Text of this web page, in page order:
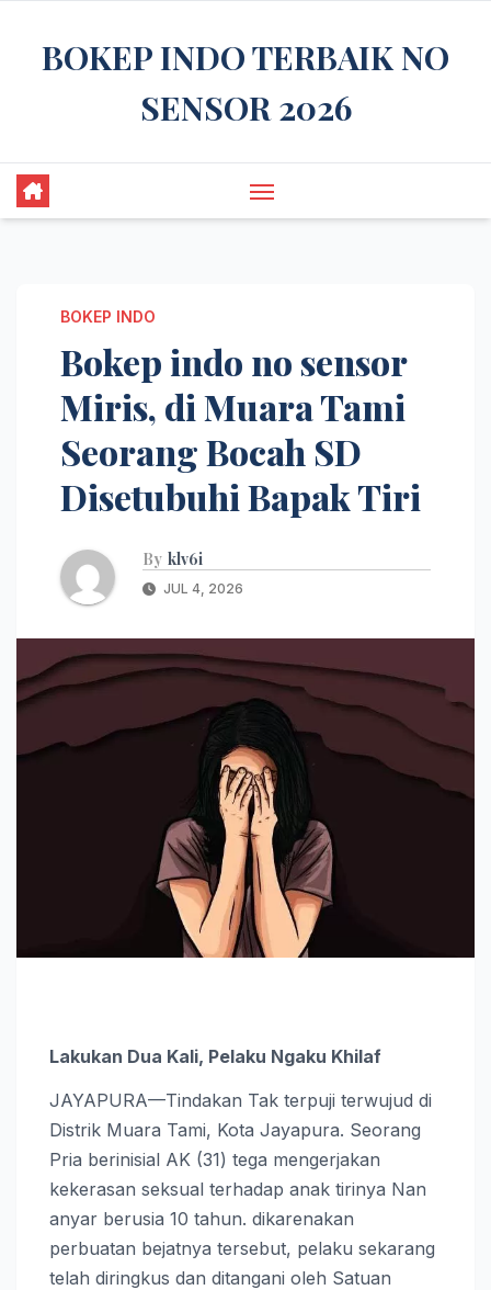
BOKEP INDO TERBAIK NO
SENSOR 2026
BOKEP INDO
Bokep indo no sensor
Miris, di Muara Tami
Seorang Bocah SD
Disetubuhi Bapak Tiri
By klv6i
JUL 4, 2026
Lakukan Dua Kali, Pelaku Ngaku Khilaf
JAYAPURA—Tindakan Tak terpuji terwujud di
Distrik Muara Tami, Kota Jayapura. Seorang
Pria berinisial AK (31) tega mengerjakan
kekerasan seksual terhadap anak tirinya Nan
anyar berusia 10 tahun. dikarenakan
perbuatan bejatnya tersebut, pelaku sekarang
telah diringkus dan ditangani oleh Satuan